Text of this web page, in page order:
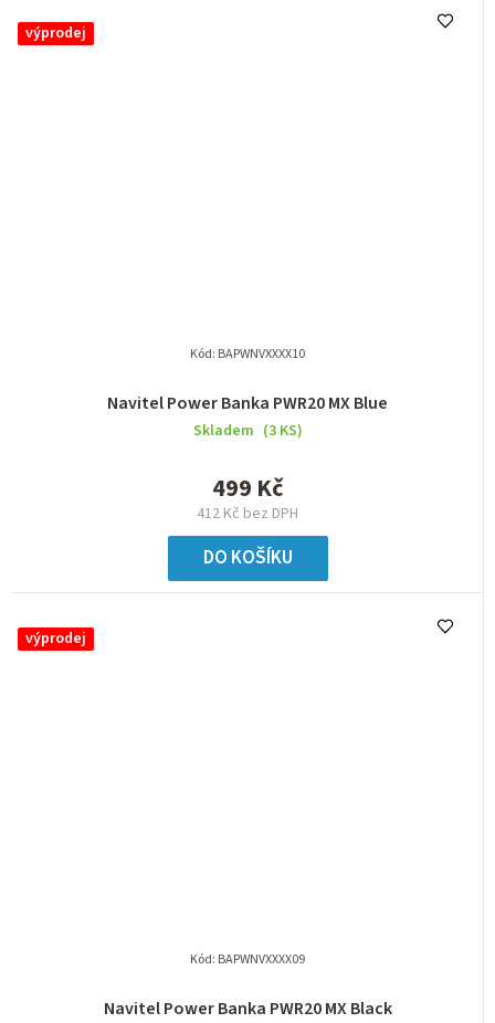
výprodej
Navitel Power Banka PWR20 MX Blue
Skladem (3 KS)
412 Kč bez DPH
499 Kč
DO KOŠÍKU
Kód: BAPWNVXXXX10
výprodej
Navitel Power Banka PWR20 MX Black
Kód: BAPWNVXXXX09